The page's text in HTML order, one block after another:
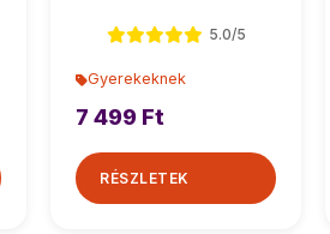
5.0/5
Gyerekeknek
7 499 Ft
RÉSZLETEK